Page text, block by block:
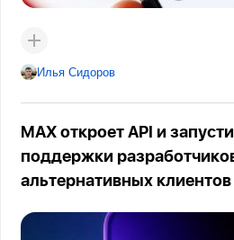
Илья Сидоров
MAX откроет API и
поддержки
альтернативных клиентов